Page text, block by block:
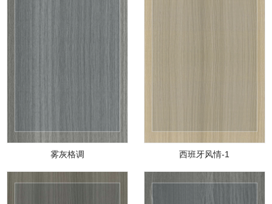
雾灰格调 西班牙风情-1